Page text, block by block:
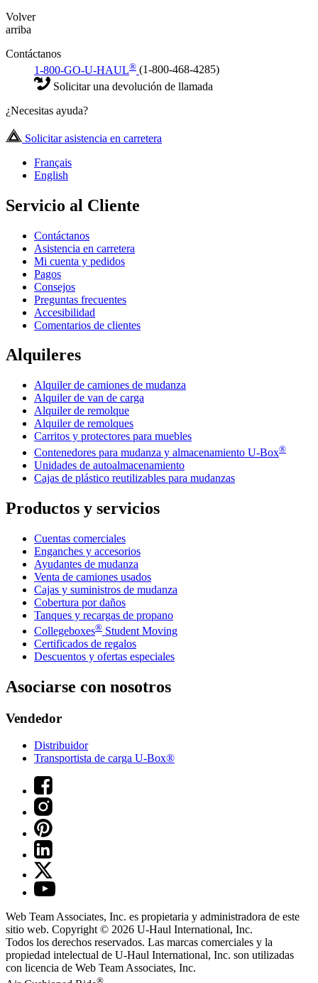
Volver
arriba
Contáctanos
1-800-GO-U-HAUL® (1-800-468-4285)
Solicitar una devolución de llamada
¿Necesitas ayuda?
Solicitar asistencia en carretera
Français
English
Servicio al Cliente
Contáctanos
Asistencia en carretera
Mi cuenta y pedidos
Pagos
Consejos
Preguntas frecuentes
Accesibilidad
Comentarios de clientes
Alquileres
Alquiler de camiones de mudanza
Alquiler de van de carga
Alquiler de remolque
Alquiler de remolques
Carritos y protectores para muebles
Contenedores para mudanza y almacenamiento U-Box®
Unidades de autoalmacenamiento
Cajas de plástico reutilizables para mudanzas
Productos y servicios
Cuentas comerciales
Enganches y accesorios
Ayudantes de mudanza
Venta de camiones usados
Cajas y suministros de mudanza
Cobertura por daños
Tanques y recargas de propano
Collegeboxes® Student Moving
Certificados de regalos
Descuentos y ofertas especiales
Asociarse con nosotros
Vendedor
Distribuidor
Transportista de carga U-Box®
Web Team Associates, Inc. es propietaria y administradora de este
sitio web. Copyright © 2026 U-Haul International, Inc.
Todos los derechos reservados. Las marcas comerciales y la
propiedad intelectual de U-Haul International, Inc. son utilizadas
con licencia de Web Team Associates, Inc.
®